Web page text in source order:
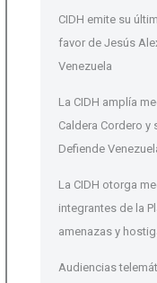
CIDH emite su
favor de Jesús
Venezuela
La CIDH amplía
Caldera Cordero
Defiende
La CIDH otorga
integrantes de la
amenazas y
Audiencias